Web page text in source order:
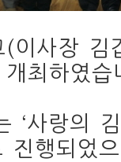
(이사장
최하였습
‘사랑의
진행되었